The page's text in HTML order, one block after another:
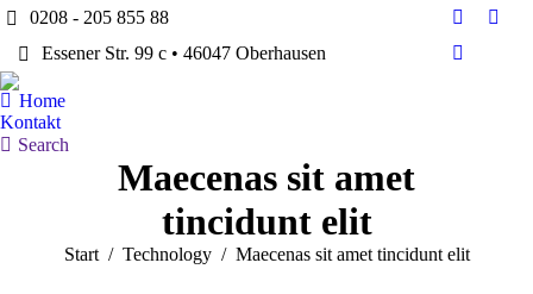
0208 - 205 855 88
Essener Str. 99 c • 46047 Oberhausen
Facebook
page
Dribbble
Home
Kontakt
Search:
Search
Maecenas sit amet
tincidunt elit
Sie befinden sich hier:
Start Technology Maecenas sit amet tincidunt elit